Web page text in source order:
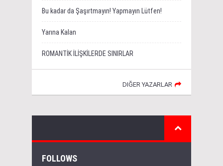
Bu kadar da Şaşırtmayın! Yapmayın Lütfen!
Yarına Kalan
ROMANTİK İLİŞKİLERDE SINIRLAR
DIĞER YAZARLAR
FOLLOWS